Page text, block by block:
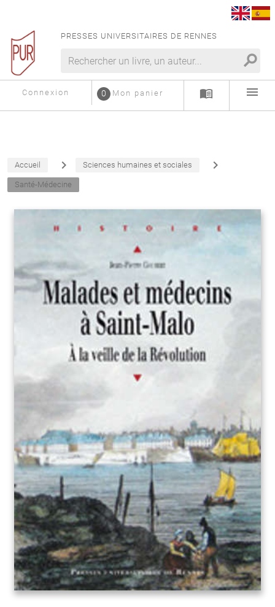
PRESSES UNIVERSITAIRES DE RENNES
search
Connexion Mon panier
0 menu_book menu
Accueil navigate_next Sciences humaines et sociales navigate_next
Santé-Médecine